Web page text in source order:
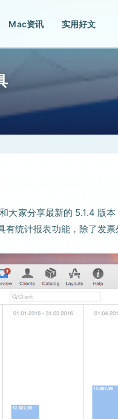
Mac资讯 实用好文
家分享最新的 5.1.4 版
统计报表功能，除了发